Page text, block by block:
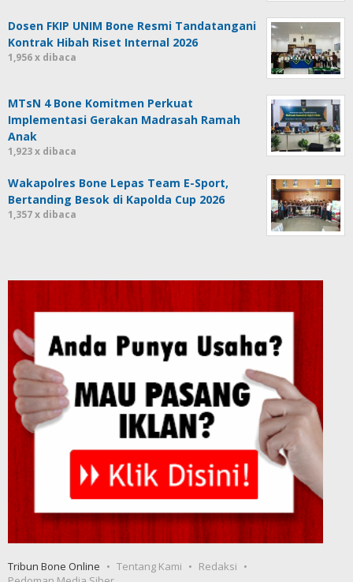
Dosen FKIP UNIM Bone Resmi Tandatangani
Kontrak Hibah Riset Internal 2026
1,956 x dibaca
MTsN 4 Bone Komitmen Perkuat
Implementasi Gerakan Madrasah Ramah
Anak
1,923 x dibaca
Wakapolres Bone Lepas Team E-Sport,
Bertanding Besok di Kapolda Cup 2026
1,357 x dibaca
Tribun Bone Online Tentang Kami
Redaksi